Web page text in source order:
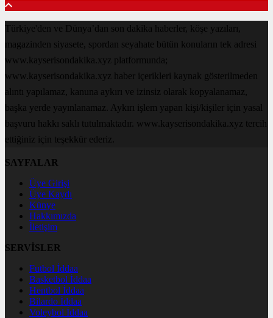
Türkiye'den ve Dünya’dan son dakika haberler, köşe yazıları,
magazinden siyasete, spordan seyahate bütün konuların tek adresi
www.kayserisondakika.xyz platformunda;
www.kayserisondakika.xyz haber içerikleri kaynak gösterilmeden
alıntı yapılamaz, kanuna aykırı ve izinsiz olarak kopyalanamaz,
başka yerde yayınlanamaz. Aykırı işlem yapan kişi/kişiler için yasal
başvuru hakkı saklı tutulmaktadır. www.kayserisondakika.xyz tercih
ettiğiniz için teşekkür ederiz.
SAYFALAR
Üye Girişi
Üye Kaydı
Künye
Hakkımızda
İletişim
SERVİSLER
Futbol İddaa
Basketbol İddaa
Hentbol İddaa
Bilardo İddaa
Voleybol İddaa